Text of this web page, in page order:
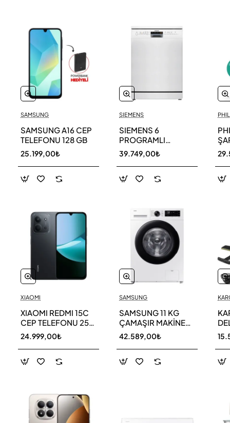
SAMSUNG
SAMSUNG A16 CEP
TELEFONU 128 GB
25.199,00₺
XIAOMI
XIAOMI REDMI 15C
CEP TELEFONU 256
GB
24.999,00₺
SIEMENS
SIEMENS 6
PROGRAMLI
BULAŞIK MAKİNESİ
SN216W00DT
39.749,00₺
SAMSUNG
SAMSUNG 11 KG
ÇAMAŞIR MAKİNESİ
WW11DG5B25AEAH
42.589,00₺
11